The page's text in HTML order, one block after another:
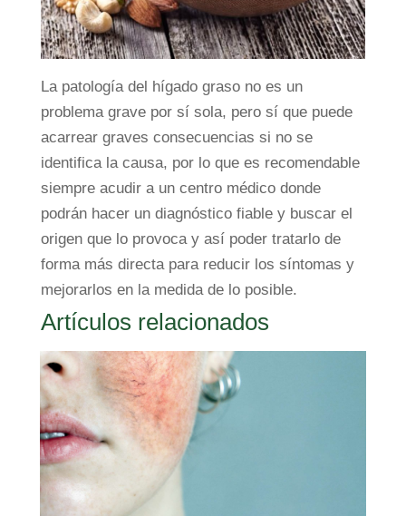
La patología del hígado graso no es un
problema grave por sí sola, pero sí que puede
acarrear graves consecuencias si no se
identifica la causa, por lo que es recomendable
siempre acudir a un centro médico donde
podrán hacer un diagnóstico fiable y buscar el
origen que lo provoca y así poder tratarlo de
forma más directa para reducir los síntomas y
mejorarlos en la medida de lo posible.
Artículos relacionados